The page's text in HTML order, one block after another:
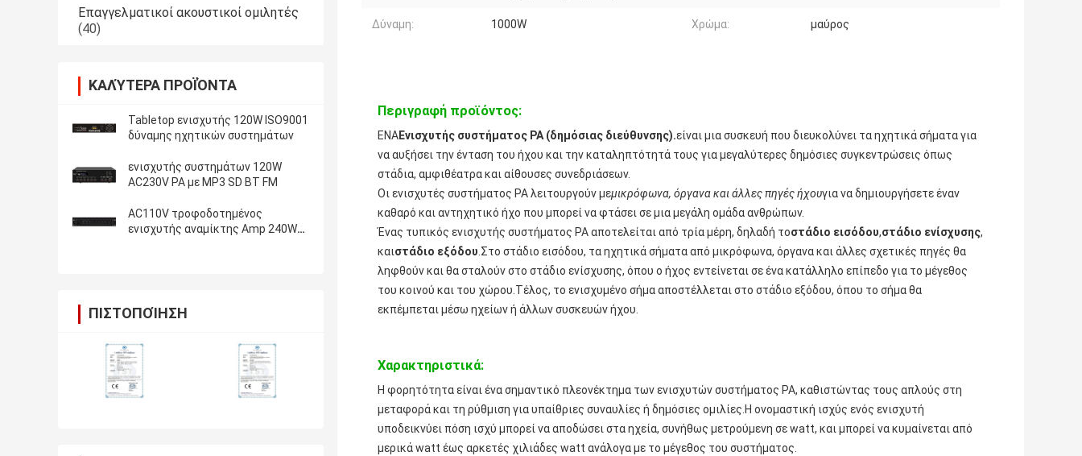
Επαγγελματικοί ακουστικοί ομιλητές
(40)
ΚΑΛΎΤΕΡΑ ΠΡΟΪΌΝΤΑ
Tabletop ενισχυτής 120W ISO9001
δύναμης ηχητικών συστημάτων
ενισχυτής συστημάτων 120W
AC230V PA με MP3 SD BT FM
AC110V τροφοδοτημένος
ενισχυτής αναμίκτης Amp 240W
ΠΙΣΤΟΠΟΊΗΣΗ
Δύναμη: 1000W Χρώμα: μαύρος
Περιγραφή προϊόντος:
ΕΝΑΕνισχυτής συστήματος PA (δημόσιας διεύθυνσης).είναι μια συσκευή που διευκολύνει τα ηχητικά σήματα για
να αυξήσει την ένταση του ήχου και την καταληπτότητά τους για μεγαλύτερες δημόσιες συγκεντρώσεις όπως
στάδια, αμφιθέατρα και αίθουσες συνεδριάσεων.
Οι ενισχυτές συστήματος PA λειτουργούν μεμικρόφωνα, όργανα και άλλες πηγές ήχουγια να δημιουργήσετε έναν
καθαρό και αντηχητικό ήχο που μπορεί να φτάσει σε μια μεγάλη ομάδα ανθρώπων.
Ένας τυπικός ενισχυτής συστήματος PA αποτελείται από τρία μέρη, δηλαδή τοστάδιο εισόδου,στάδιο ενίσχυσης,
καιστάδιο εξόδου.Στο στάδιο εισόδου, τα ηχητικά σήματα από μικρόφωνα, όργανα και άλλες σχετικές πηγές θα
ληφθούν και θα σταλούν στο στάδιο ενίσχυσης, όπου ο ήχος εντείνεται σε ένα κατάλληλο επίπεδο για το μέγεθος
του κοινού και του χώρου.Τέλος, το ενισχυμένο σήμα αποστέλλεται στο στάδιο εξόδου, όπου το σήμα θα
εκπέμπεται μέσω ηχείων ή άλλων συσκευών ήχου.
Χαρακτηριστικά:
Η φορητότητα είναι ένα σημαντικό πλεονέκτημα των ενισχυτών συστήματος PA, καθιστώντας τους απλούς στη
μεταφορά και τη ρύθμιση για υπαίθριες συναυλίες ή δημόσιες ομιλίες.Η ονομαστική ισχύς ενός ενισχυτή
υποδεικνύει πόση ισχύ μπορεί να αποδώσει στα ηχεία, συνήθως μετρούμενη σε watt, και μπορεί να κυμαίνεται από
μερικά watt έως αρκετές χιλιάδες watt ανάλογα με το μέγεθος του συστήματος.